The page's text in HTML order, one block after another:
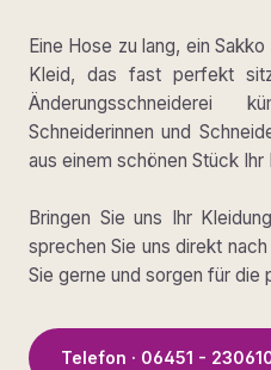
Eine Hose zu lang, ein
Kleid, das fast perfekt
Änderungsschneiderei
Schneiderinnen und
aus einem schönen Stück
Bringen Sie uns Ihr
sprechen Sie uns direkt
Sie gerne und sorgen für die
Telefon · 06451 -